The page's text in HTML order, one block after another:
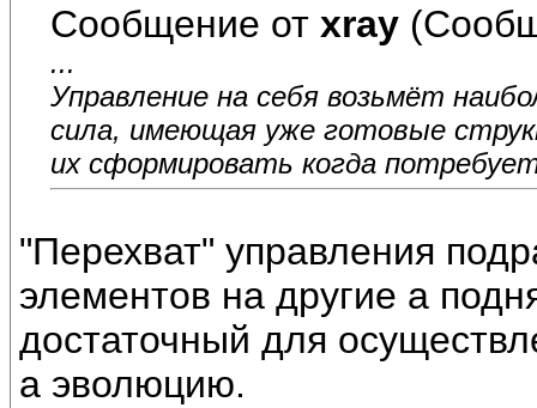
Сообщение от xray
...
Управление на себя возьмёт
сила, имеющая уже готовые
их сформировать когда
"Перехват" управления
элементов на другие а
достаточный для
а эволюцию.